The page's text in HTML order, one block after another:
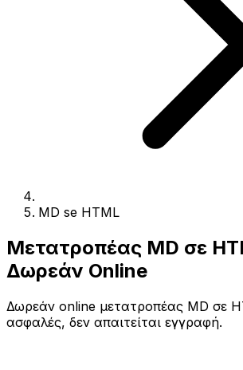
MD se HTML
Μετατροπέας MD σε
Δωρεάν Online
Δωρεάν online μετατροπέας MD σε
ασφαλές, δεν απαιτείται εγγραφή.